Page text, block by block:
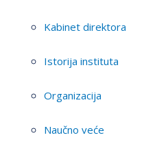
Kabinet direktora
Istorija instituta
Organizacija
Naučno veće